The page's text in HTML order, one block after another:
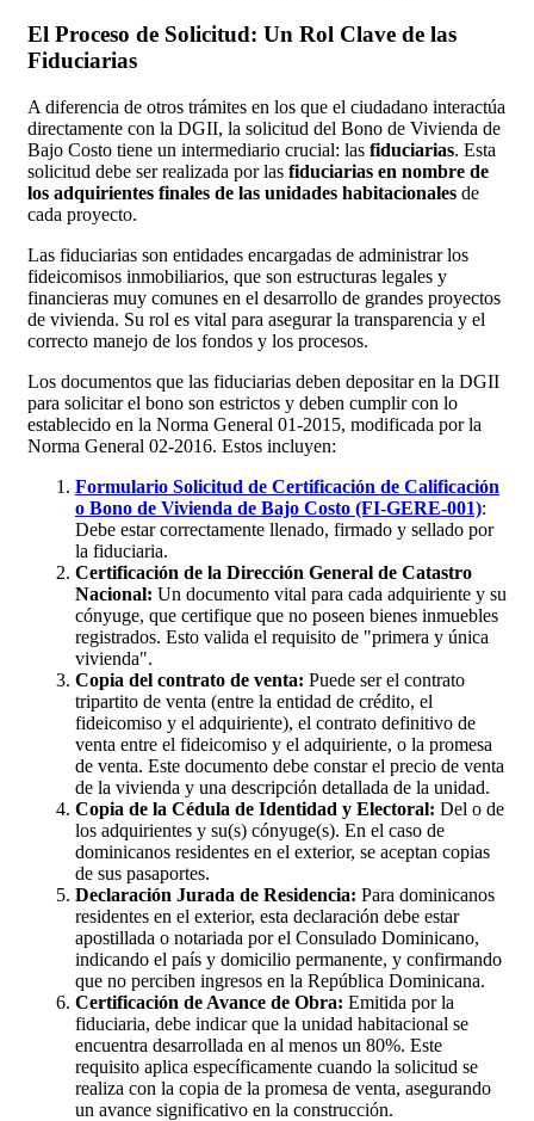
El Proceso de Solicitud: Un Rol Clave de las
Fiduciarias
A diferencia de otros trámites en los que el ciudadano interactúa
directamente con la DGII, la solicitud del Bono de Vivienda de
Bajo Costo tiene un intermediario crucial: las fiduciarias. Esta
solicitud debe ser realizada por las fiduciarias en nombre de
los adquirientes finales de las unidades habitacionales de
cada proyecto.
Las fiduciarias son entidades encargadas de administrar los
fideicomisos inmobiliarios, que son estructuras legales y
financieras muy comunes en el desarrollo de grandes proyectos
de vivienda. Su rol es vital para asegurar la transparencia y el
correcto manejo de los fondos y los procesos.
Los documentos que las fiduciarias deben depositar en la DGII
para solicitar el bono son estrictos y deben cumplir con lo
establecido en la Norma General 01-2015, modificada por la
Norma General 02-2016. Estos incluyen:
Formulario Solicitud de Certificación de Calificación
o Bono de Vivienda de Bajo Costo (FI-GERE-001):
Debe estar correctamente llenado, firmado y sellado por
la fiduciaria.
Certificación de la Dirección General de Catastro
Nacional: Un documento vital para cada adquiriente y su
cónyuge, que certifique que no poseen bienes inmuebles
registrados. Esto valida el requisito de "primera y única
vivienda".
Copia del contrato de venta: Puede ser el contrato
tripartito de venta (entre la entidad de crédito, el
fideicomiso y el adquiriente), el contrato definitivo de
venta entre el fideicomiso y el adquiriente, o la promesa
de venta. Este documento debe constar el precio de venta
de la vivienda y una descripción detallada de la unidad.
Copia de la Cédula de Identidad y Electoral: Del o de
los adquirientes y su(s) cónyuge(s). En el caso de
dominicanos residentes en el exterior, se aceptan copias
de sus pasaportes.
Declaración Jurada de Residencia: Para dominicanos
residentes en el exterior, esta declaración debe estar
apostillada o notariada por el Consulado Dominicano,
indicando el país y domicilio permanente, y confirmando
que no perciben ingresos en la República Dominicana.
Certificación de Avance de Obra: Emitida por la
fiduciaria, debe indicar que la unidad habitacional se
encuentra desarrollada en al menos un 80%. Este
requisito aplica específicamente cuando la solicitud se
realiza con la copia de la promesa de venta, asegurando
un avance significativo en la construcción.